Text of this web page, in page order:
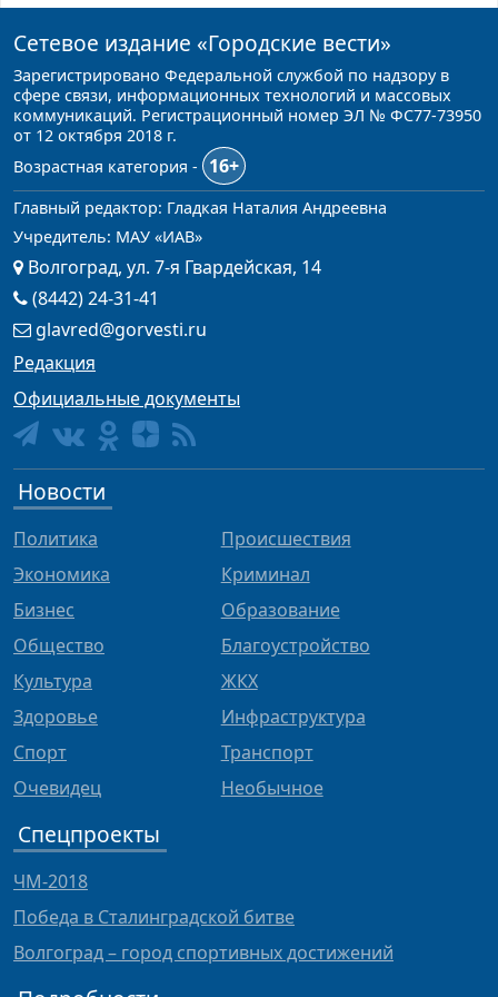
Сетевое издание «Городские вести»
Зарегистрировано Федеральной службой по надзору в
сфере связи, информационных технологий и массовых
коммуникаций. Регистрационный номер ЭЛ № ФС77-73950
от 12 октября 2018 г.
Возрастная категория -
16+
Главный редактор: Гладкая Наталия Андреевна
Учредитель: МАУ «ИАВ»
Волгоград, ул. 7-я Гвардейская, 14
(8442) 24-31-41
glavred@gorvesti.ru
Редакция
Официальные документы
Новости
Политика
Экономика
Бизнес
Общество
Культура
Здоровье
Спорт
Очевидец
Происшествия
Криминал
Образование
Благоустройство
ЖКХ
Инфраструктура
Транспорт
Необычное
Спецпроекты
ЧМ-2018
Победа в Сталинградской битве
Волгоград – город спортивных достижений